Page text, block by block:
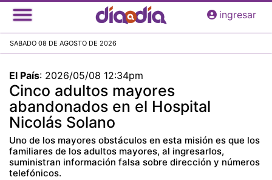
Pasar
al
principal
ingresar
SABADO 08 DE AGOSTO DE 2026
El País: 2026/05/08 12:34pm
Cinco adultos mayores
abandonados en el Hospital
Nicolás Solano
Uno de los mayores obstáculos en esta misión es que los
familiares de los adultos mayores, al ingresarlos,
suministran información falsa sobre dirección y números
telefónicos.